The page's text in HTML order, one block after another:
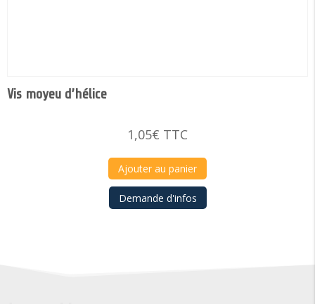
Vis moyeu d’hélice
1,05€ TTC
Ajouter au panier
Demande d'infos